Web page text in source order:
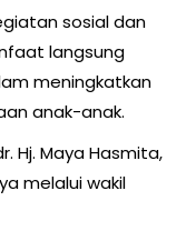
sosial dan
langsung
meningkatkan
anak-anak.
Hj. Maya Hasmita,
melalui wakil